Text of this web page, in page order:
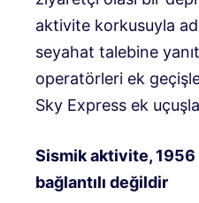
aktivite korkusuyla
seyahat talebine
operatörleri ek
Sky Express ek
Sismik aktivite, 1956
bağlantılı değildir